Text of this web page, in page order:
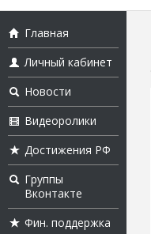
Главная
Личный кабинет
Новости
Видеоролики
Достижения РФ
Группы
Вконтакте
Фин. поддержка